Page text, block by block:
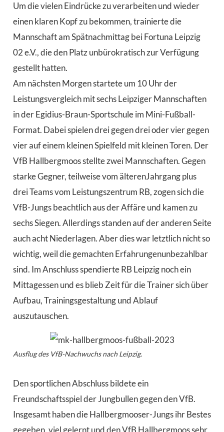
Um die vielen Eindrücke zu verarbeiten und wieder
einen klaren Kopf zu bekommen, trainierte die
Mannschaft am Spätnachmittag bei Fortuna Leipzig
02 e.V., die den Platz unbürokratisch zur Verfügung
gestellt hatten.
Am nächsten Morgen startete um 10 Uhr der
Leistungsvergleich mit sechs Leipziger Mannschaften
in der Egidius-Braun-Sportschuleim Mini-Fußball-
Format. Dabei spielen dreigegen drei oder vier gegen
vier auf einem kleinen Spielfeld mit kleinen Toren. Der
VfB Hallbergmoos stellte zwei Mannschaften. Gegen
starke Gegner, teilweise vom älterenJahrgang plus
drei Teams vom Leistungszentrum RB, zogen sich die
VfB-Jungs beachtlich aus der Affäre und kamen zu
sechs Siegen. Allerdings standen auf der anderen Seite
auch acht Niederlagen.Aber dies war letztlich nicht so
wichtig, weil die gemachtenErfahrungenunbezahlbar
sind. Im Anschluss spendierte RB Leipzig noch ein
Mittagessen und es blieb Zeit für die Trainer sich über
Aufbau, Trainingsgestaltung und Ablauf
auszutauschen.
Ausflug des VfB-Nachwuchs nach Leipzig.
Den sportlichen Abschluss bildete ein
Freundschaftsspielder Jungbullengegen den VfB.
Insgesamt haben dieHallbergmooser-Jungs ihr Bestes
gegeben, viel gelernt und den VfB Hallbergmoos sehr